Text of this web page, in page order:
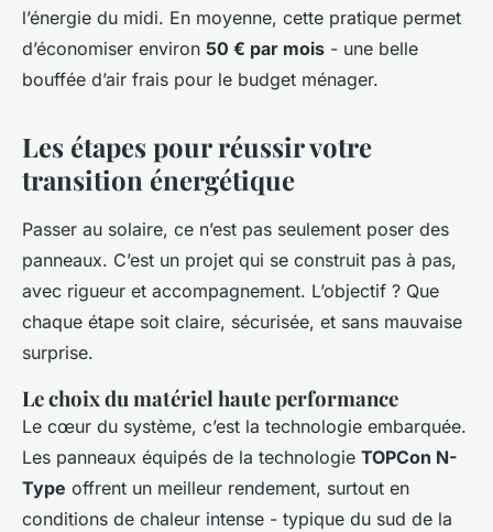
l’énergie du midi. En moyenne, cette pratique permet
d’économiser environ 50 € par mois - une belle
bouffée d’air frais pour le budget ménager.
Les étapes pour réussir votre
transition énergétique
Passer au solaire, ce n’est pas seulement poser des
panneaux. C’est un projet qui se construit pas à pas,
avec rigueur et accompagnement. L’objectif ? Que
chaque étape soit claire, sécurisée, et sans mauvaise
surprise.
Le choix du matériel haute performance
Le cœur du système, c’est la technologie embarquée.
Les panneaux équipés de la technologie TOPCon N-
Type offrent un meilleur rendement, surtout en
conditions de chaleur intense - typique du sud de la